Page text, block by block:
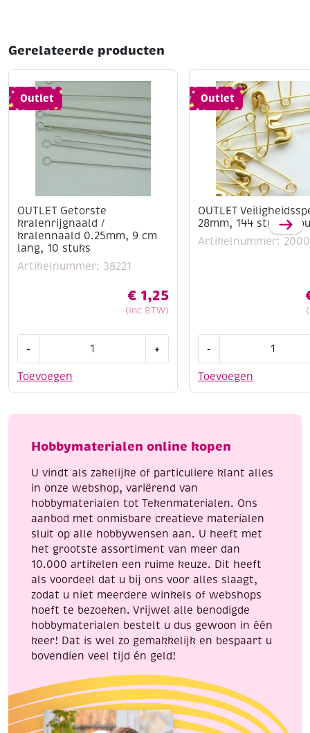
Gerelateerde producten
Outlet
OUTLET Getorste
kralenrijgnaald /
kralennaald 0.25mm, 9 cm
lang, 10 stuks
Artikelnummer: 38221
€ 1,25
(Inc BTW)
Toevoegen
-
kralenrijgnaald
0.25mm,
stuks
aantal
+
Outlet
OUTLET
28mm, 144 stuks,
Artikelnummer:
Toevoegen
-
Veiligheidsspelden
28mm,
goud
Hobbymaterialen online kopen
U vindt als zakelijke of particuliere klant alles
in onze webshop, variërend van
hobbymaterialen tot Tekenmaterialen. Ons
aanbod met onmisbare creatieve materialen
sluit op alle hobbywensen aan. U heeft met
het grootste assortiment van meer dan
10.000 artikelen een ruime keuze. Dit heeft
als voordeel dat u bij ons voor alles slaagt,
zodat u niet meerdere winkels of webshops
hoeft te bezoeken. Vrijwel alle benodigde
hobbymaterialen bestelt u dus gewoon in één
keer! Dat is wel zo gemakkelijk en bespaart u
bovendien veel tijd én geld!